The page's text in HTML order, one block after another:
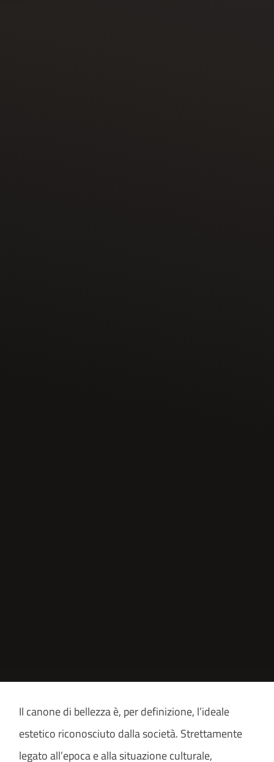
Il canone di bellezza è, per definizione, l’ideale
estetico riconosciuto dalla società. Strettamente
legato all’epoca e alla situazione culturale,